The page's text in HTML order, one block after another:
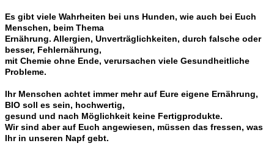
Es gibt viele Wahrheiten bei uns Hunden, wie auch bei Euch
Menschen, beim Thema
Ernährung. Allergien, Unverträglichkeiten, durch falsche oder
besser, Fehlernährung,
mit Chemie ohne Ende, verursachen viele Gesundheitliche
Probleme.
Ihr Menschen achtet immer mehr auf Eure eigene Ernährung,
BIO soll es sein, hochwertig,
gesund und nach Möglichkeit keine Fertigprodukte.
Wir sind aber auf Euch angewiesen, müssen das fressen, was
Ihr in unseren Napf gebt.